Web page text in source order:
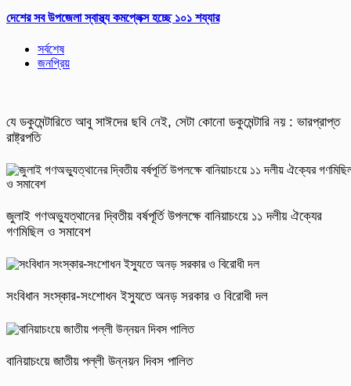
দেশের সব উপজেলা স্বাস্থ্য কমপ্লেক্স হচ্ছে ১০১ শয্যার
সর্বশেষ
জনপ্রিয়
যে ডকুমেন্টারিতে আবু সাঈদের ছবি নেই, সেটা কোনো ডকুমেন্টারি নয় : ভারপ্রাপ্ত
রাষ্ট্রপতি
জুলাই গণঅভ্যুত্থানের দ্বিতীয় বর্ষপূর্তি উপলক্ষে বানিয়াচংয়ে ১১ দলীয় ঐক্যের
গণমিছিল ও সমাবেশ
সংবিধান সংস্কার-সংশোধন ইস্যুতে অনড় সরকার ও বিরোধী দল
বানিয়াচংয়ে জাতীয় পল্লী উন্নয়ন দিবস পালিত